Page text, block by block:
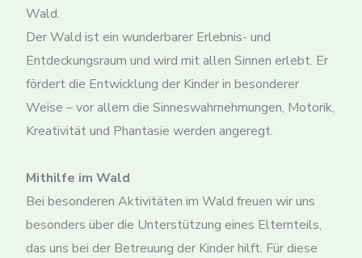
Wald.
Der Wald ist ein wunderbarer Erlebnis- und
Entdeckungsraum und wird mit allen Sinnen erlebt. Er
fördert die Entwicklung der Kinder in besonderer
Weise – vor allem die Sinneswahrnehmungen, Motorik,
Kreativität und Phantasie werden angeregt.
Mithilfe im Wald
Bei besonderen Aktivitäten im Wald freuen wir uns
besonders über die Unterstützung eines Elternteils,
das uns bei der Betreuung der Kinder hilft. Für diese